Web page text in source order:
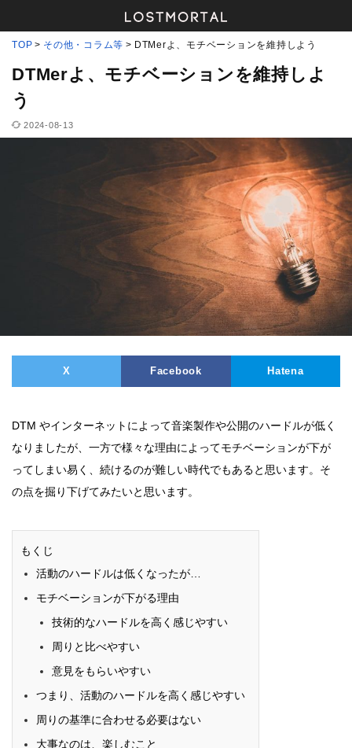
TOP その他・コラム等 DTMerよ、モチベーションを維持しよう
DTMerよ、モチベーションを維持しよ
う
2024-08-13
X Facebook Hatena
DTM やインターネットによって音楽製作や公開のハードルが低く
なりましたが、一方で様々な理由によってモチベーションが下が
ってしまい易く、続けるのが難しい時代でもあると思います。そ
の点を掘り下げてみたいと思います。
もくじ
活動のハードルは低くなったが…
モチベーションが下がる理由
技術的なハードルを高く感じやすい
周りと比べやすい
意見をもらいやすい
つまり、活動のハードルを高く感じやすい
周りの基準に合わせる必要はない
大事なのは、楽しむこと